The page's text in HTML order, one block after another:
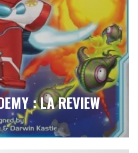
: LA REVIEW